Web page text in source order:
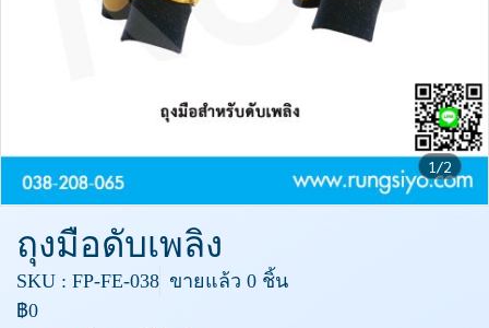
1/2
ถุงมือดับเพลิง
SKU : FP-FE-038 ขายแล้ว 0 ชิ้น
฿0